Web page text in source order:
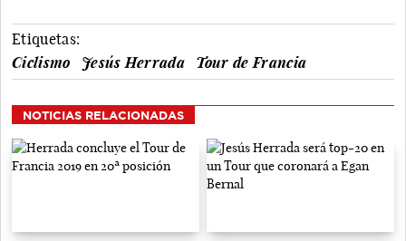
Etiquetas:
Ciclismo
Jesús Herrada Tour de Francia
NOTICIAS RELACIONADAS